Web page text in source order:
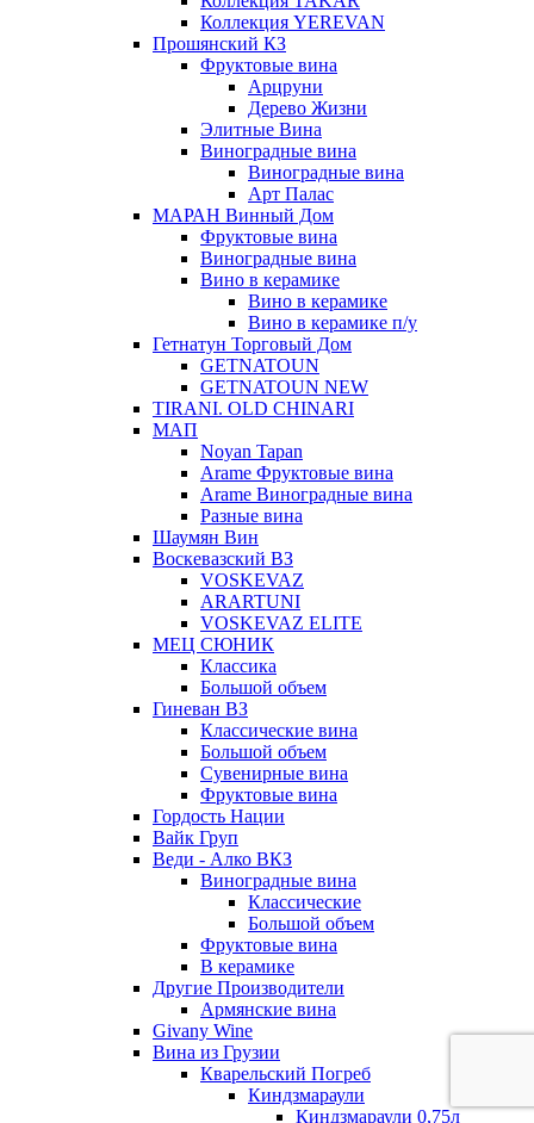
Коллекция YEREVAN
Прошянский КЗ
Фруктовые вина
Арцруни
Дерево Жизни
Элитные Вина
Виноградные вина
Виноградные вина
Арт Палас
МАРАН Винный Дом
Фруктовые вина
Виноградные вина
Вино в керамике
Вино в керамике
Вино в керамике п/у
Гетнатун Торговый Дом
GETNATOUN
GETNATOUN NEW
TIRANI. OLD CHINARI
МАП
Noyan Tapan
Arame Фруктовые вина
Arame Виноградные вина
Разные вина
Шаумян Вин
Воскевазский ВЗ
VOSKEVAZ
ARARTUNI
VOSKEVAZ ELITE
МЕЦ СЮНИК
Классика
Большой объем
Гиневан ВЗ
Классические вина
Большой объем
Сувенирные вина
Фруктовые вина
Гордость Нации
Вайк Груп
Веди - Алко ВКЗ
Виноградные вина
Классические
Большой объем
Фруктовые вина
В керамике
Другие Производители
Армянские вина
Givany Wine
Вина из Грузии
Кварельский Погреб
Киндзмараули
Киндзмараули 0,75л